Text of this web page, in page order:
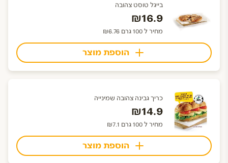
בייגל טוסט צהובה
₪16.9
מחיר ל 100 גרם ₪6.76
הוספת מוצר
כריך גבינה צהובה שמינייה
₪14.9
מחיר ל 100 גרם ₪7.1
הוספת מוצר